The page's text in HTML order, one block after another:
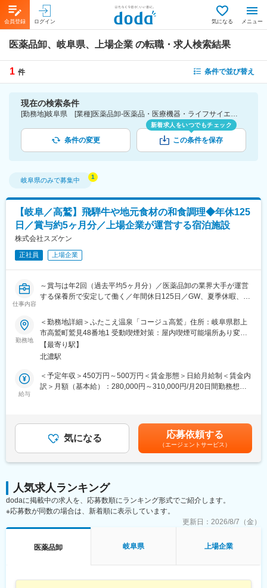
会員登録 ログイン 気になる メニュー
医薬品卸、岐阜県、上場企業 の転職・求人検索結果
1 件 条件で並び替え
現在の検索条件
[勤務地]岐阜県 [業種]医薬品卸-医薬品・医療機器・ライフサイエンス・医療系サービス [詳細条件](会社・職場の環境)上場企業
条件の変更
新着求人をいつでもチェック
この条件を保存
岐阜県のみで募集中
【岐阜／高鷲】飛騨牛や地元食材の和食調理◆年休125
日／賞与約5ヶ月分／上場企業が運営する宿泊施設
株式会社スズケン
正社員 上場企業
仕事内容
～賞与は年2回（過去平均5ヶ月分）／医薬品卸の業界大手が運営
する保養所で安定して働く／年間休日125日／GW、夏季休暇、年
■業務内容：
「コージュ高鷲」にて厨房での調理および調理補助をお任せしま
す。
当施設は株式会社スズケンが運営する保養所でありながら、一般
のお客様のご利用がメインの宿泊施設です。
四季折々の自然に囲まれた環境の中で、飛騨牛をはじめとした岐
■ 業務内容
施設内の厨房にて、調理業務を中心にお任せします。
・調理補助スタッフとの連携
※ご経験に応じて、徐々に業務をお任せします
◎ 地域食材を活かした和食料理ができる「料理人としてのやりが
勤務地
＜勤務地詳細＞ふたこえ温泉「コージュ高鷲」住所：岐阜県郡上
市高鷲町鷲見48番地1 受動喫煙対策：屋内喫煙可能場所あり変更
の範囲：会社の定める事業所
【最寄り駅】
北濃駅
給与
＜予定年収＞450万円～500万円＜賃金形態＞日給月給制＜賃金内
訳＞月額（基本給）：280,000円～310,000円/月20日間勤務想定
金はあくまでも目安の金額であり、選考を通じて上下する可能性
があります。月給(月額)は固定手当を含めた表記です。
気になる 応募依頼する
（エージェントサービス）
人気求人ランキング
dodaに掲載中の求人を、応募数順にランキング形式でご紹介します。
※応募数が同数の場合は、新着順に表示しています。
更新日： 2026/8/7（金）
医薬品卸 岐阜県 上場企業